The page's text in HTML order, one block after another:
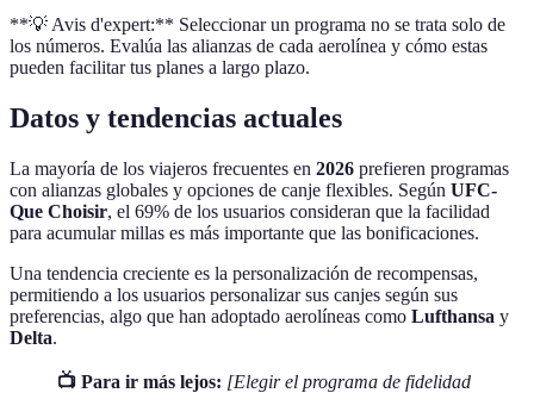
**💡 Avis d'expert:** Seleccionar un programa no se trata solo de
los números. Evalúa las alianzas de cada aerolínea y cómo estas
pueden facilitar tus planes a largo plazo.
Datos y tendencias actuales
La mayoría de los viajeros frecuentes en 2026 prefieren programas
con alianzas globales y opciones de canje flexibles. Según UFC-
Que Choisir, el 69% de los usuarios consideran que la facilidad
para acumular millas es más importante que las bonificaciones.
Una tendencia creciente es la personalización de recompensas,
permitiendo a los usuarios personalizar sus canjes según sus
preferencias, algo que han adoptado aerolíneas como Lufthansa y
Delta.
📺 Para ir más lejos: [Elegir el programa de fidelidad